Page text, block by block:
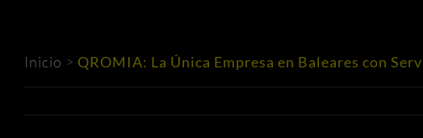
Inicio > QROMIA: La Única Empresa en Baleares con